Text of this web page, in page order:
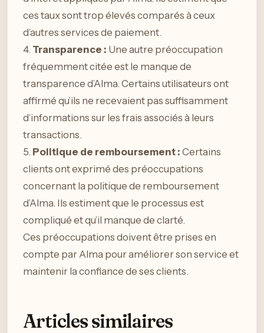
ces taux sont trop élevés comparés à ceux
d’autres services de paiement.
4. Transparence : Une autre préoccupation
fréquemment citée est le manque de
transparence d’Alma. Certains utilisateurs ont
affirmé qu’ils ne recevaient pas suffisamment
d’informations sur les frais associés à leurs
transactions.
5. Politique de remboursement : Certains
clients ont exprimé des préoccupations
concernant la politique de remboursement
d’Alma. Ils estiment que le processus est
compliqué et qu’il manque de clarté.
Ces préoccupations doivent être prises en
compte par Alma pour améliorer son service et
maintenir la confiance de ses clients.
Articles similaires